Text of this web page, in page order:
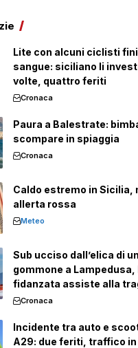
Lite con alcuni ciclisti
sangue: siciliano li
volte, quattro feriti
Cronaca
Paura a Balestrate:
scompare in spiaggia
Cronaca
Caldo estremo in Sicilia,
allerta rossa
Meteo
Sub ucciso dall’elica di un
gommone a Lampedusa,
fidanzata assiste alla
Cronaca
Incidente tra auto e
A29: due feriti, traffico